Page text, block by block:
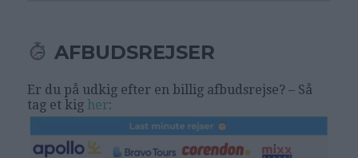
AFBUDSREJSER
Er du på udkig efter en billig afbudsrejse? – Så
tag et kig her: